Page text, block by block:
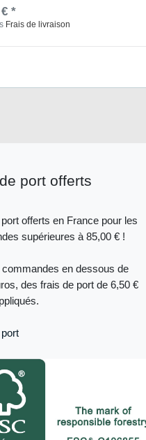
*
Frais de livraison
port offerts
offerts en France pour les
supérieures à 85,00 € !
commandes en dessous de
des frais de port de 6,50 €